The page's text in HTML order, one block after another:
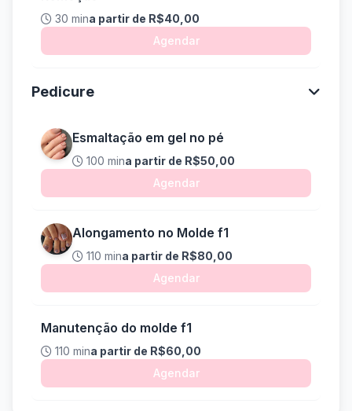
30 mina partir de R$40,00
Agendar
Pedicure
Esmaltação em gel no pé
100 mina partir de R$50,00
Agendar
Alongamento no Molde f1
110 mina partir de R$80,00
Agendar
Manutenção do molde f1
110 mina partir de R$60,00
Agendar